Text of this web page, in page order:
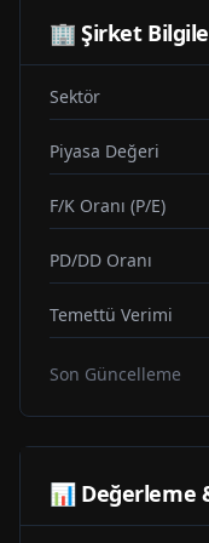
🏢 Şirket
Sektör
Piyasa Değeri
F/K Oranı (P/E)
PD/DD Oranı
Temettü Verimi
Son Güncelleme
📊 Değerleme